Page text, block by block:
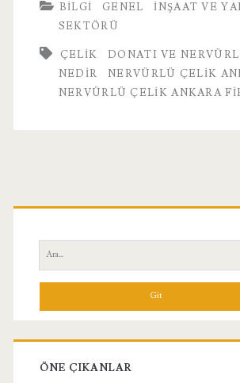
Hakkında
BILGI GENEL
İNŞAAT VE
SEKTÖRÜ
ÇELIK
DONATI VE
NEDIR
NERVÜRLÜ ÇELIK
NERVÜRLÜ ÇELIK ANKARA
Birincil
Yan
Menü
Ara:
ÖNE ÇIKANLAR